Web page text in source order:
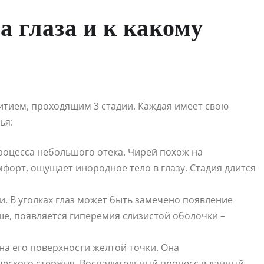
и к какому
проходящим 3 стадии. Каждая имеет свою
небольшого отека. Чирей похож на
ощущает инородное тело в глазу. Стадия длится
уголках глаз может быть замечено появление
появляется гиперемия слизистой оболочки –
его поверхности желтой точки. Она